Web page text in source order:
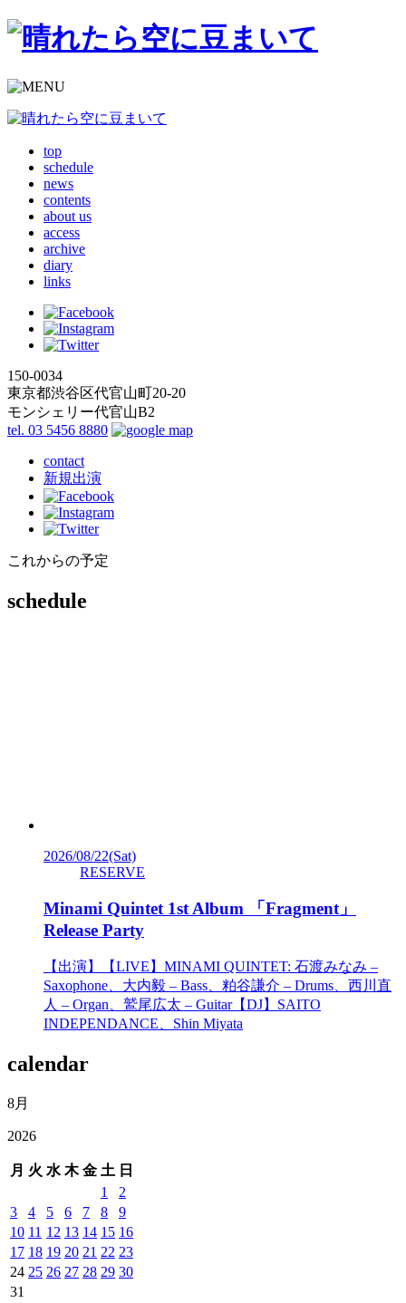
top
schedule
news
contents
about us
access
archive
diary
links
150-0034
東京都渋谷区代官山町20-20
モンシェリー代官山B2
tel. 03 5456 8880
contact
新規出演
これからの予定
schedule
2026/08/22(Sat)
RESERVE
Minami Quintet 1st Album 「Fragment」
Release Party
【出演】【LIVE】MINAMI QUINTET: 石渡みなみ –
Saxophone、大内毅 – Bass、粕谷謙介 – Drums、西川直
人 – Organ、鷲尾広太 – Guitar【DJ】SAITO
INDEPENDANCE、Shin Miyata
calendar
8月
2026
月 火 水 木 金 土 日
1
2
3
4 5 6 7 8
9
10 11 12 13 14 15 16
17 18 19 20 21 22 23
24 25 26 27 28 29 30
31